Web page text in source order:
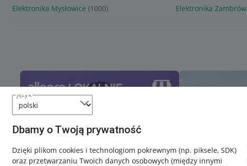
język
Dbamy o Twoją prywatność
Dzięki plikom cookies i technologiom pokrewnym (np. piksele, SDK)
oraz przetwarzaniu Twoich danych osobowych (między innymi
Elektronika Mysłowice (1000) Elektronika Zambrów